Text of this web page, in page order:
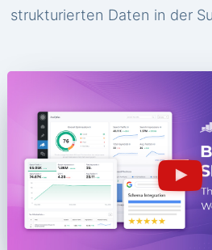
strukturierten Daten in der